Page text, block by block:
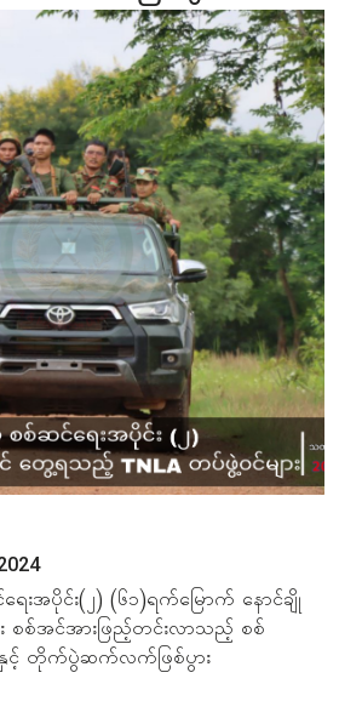
ေးအပိုင်း(၂) (၆၁)ရက်မြောက် နောင်ချို
စစ်အင်အားဖြည့်တင်းလာသည့် စစ်
င့် တိုက်ပွဲဆက်လက်ဖြစ်ပွား